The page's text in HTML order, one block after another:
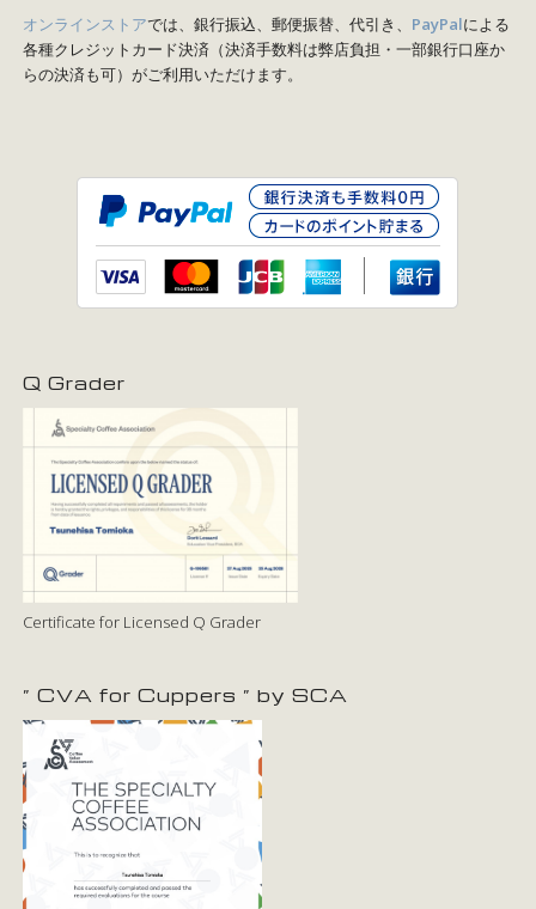
オンラインストアでは、銀行振込、郵便振替、代引き、 PayPalによる
各種クレジットカード決済（決済手数料は弊店負担・一部銀行口座か
らの決済も可）がご利用いただけます。
Q Grader
Certificate for Licensed Q Grader
” CVA for Cuppers ” by SCA